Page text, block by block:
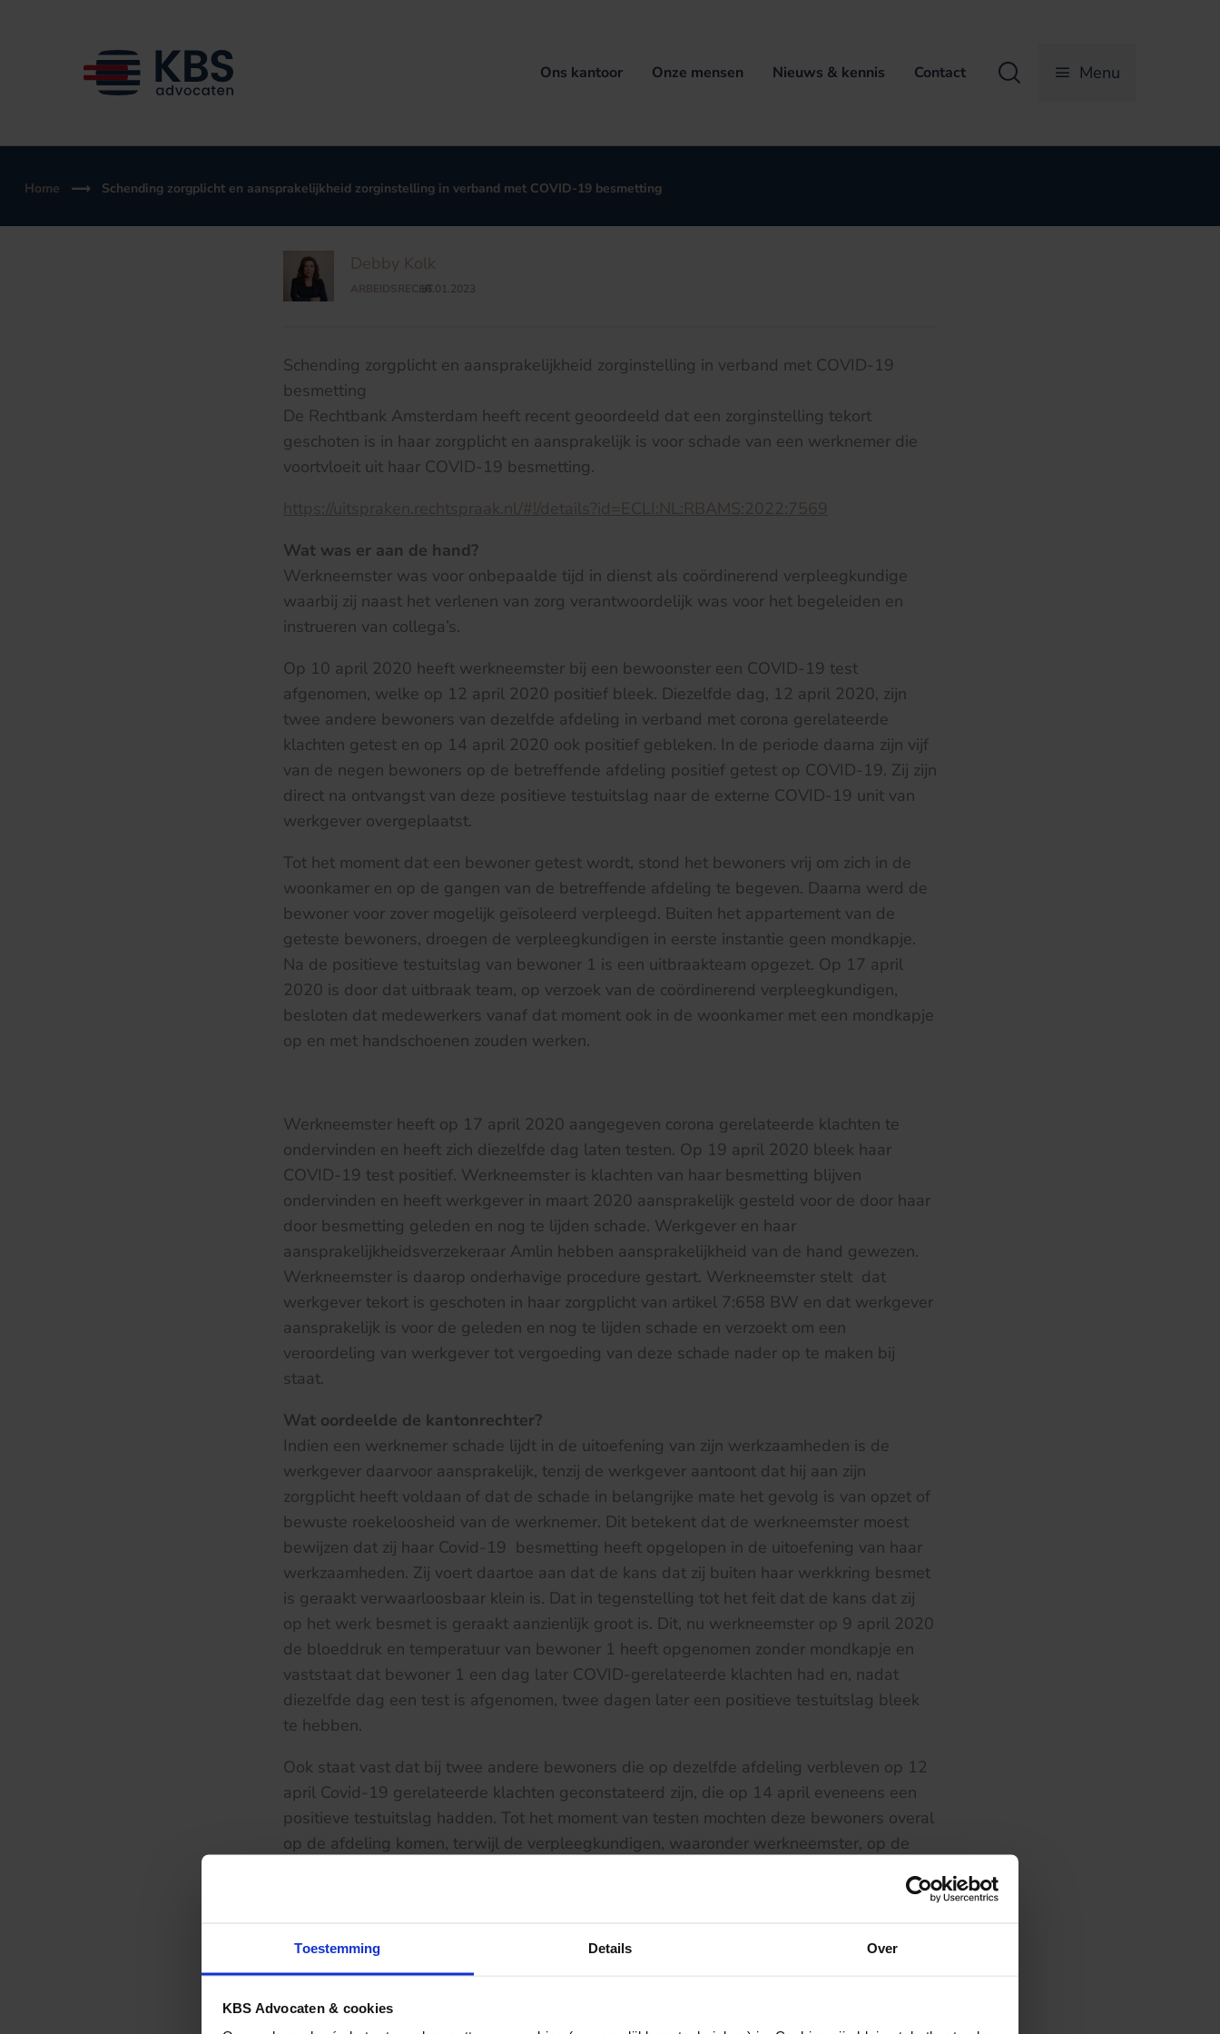
Toestemming Details Over
KBS Advocaten & cookies
Ons kantoor Onze mensen Nieuws & kennis Contact Zoeken Menu
Home Schending zorgplicht en aansprakelijkheid zorginstelling in verband met COVID-19 besmetting
Debby Kolk
ARBEIDSRECHT
/
16.01.2023
Schending zorgplicht en aansprakelijkheid zorginstelling in verband met COVID-19
besmetting
De Rechtbank Amsterdam heeft recent geoordeeld dat een zorginstelling tekort
geschoten is in haar zorgplicht en aansprakelijk is voor schade van een werknemer die
voortvloeit uit haar COVID-19 besmetting.
https://uitspraken.rechtspraak.nl/#!/details?id=ECLI:NL:RBAMS:2022:7569
Wat was er aan de hand?
Werkneemster was voor onbepaalde tijd in dienst als coördinerend verpleegkundige
waarbij zij naast het verlenen van zorg verantwoordelijk was voor het begeleiden en
instrueren van collega’s.
Op 10 april 2020 heeft werkneemster bij een bewoonster een COVID-19 test
afgenomen, welke op 12 april 2020 positief bleek. Diezelfde dag, 12 april 2020, zijn
twee andere bewoners van dezelfde afdeling in verband met corona gerelateerde
klachten getest en op 14 april 2020 ook positief gebleken. In de periode daarna zijn vijf
van de negen bewoners op de betreffende afdeling positief getest op COVID-19. Zij zijn
direct na ontvangst van deze positieve testuitslag naar de externe COVID-19 unit van
werkgever overgeplaatst.
Tot het moment dat een bewoner getest wordt, stond het bewoners vrij om zich in de
woonkamer en op de gangen van de betreffende afdeling te begeven. Daarna werd de
bewoner voor zover mogelijk geïsoleerd verpleegd. Buiten het appartement van de
geteste bewoners, droegen de verpleegkundigen in eerste instantie geen mondkapje.
Na de positieve testuitslag van bewoner 1 is een uitbraakteam opgezet. Op 17 april
2020 is door dat uitbraak team, op verzoek van de coördinerend verpleegkundigen,
besloten dat medewerkers vanaf dat moment ook in de woonkamer met een mondkapje
op en met handschoenen zouden werken.
Werkneemster heeft op 17 april 2020 aangegeven corona gerelateerde klachten te
ondervinden en heeft zich diezelfde dag laten testen. Op 19 april 2020 bleek haar
COVID-19 test positief. Werkneemster is klachten van haar besmetting blijven
ondervinden en heeft werkgever in maart 2020 aansprakelijk gesteld voor de door haar
door besmetting geleden en nog te lijden schade. Werkgever en haar
aansprakelijkheidsverzekeraar Amlin hebben aansprakelijkheid van de hand gewezen.
Werkneemster is daarop onderhavige procedure gestart. Werkneemster stelt dat
werkgever tekort is geschoten in haar zorgplicht van artikel 7:658 BW en dat werkgever
aansprakelijk is voor de geleden en nog te lijden schade en verzoekt om een
veroordeling van werkgever tot vergoeding van deze schade nader op te maken bij
staat.
Wat oordeelde de kantonrechter?
Indien een werknemer schade lijdt in de uitoefening van zijn werkzaamheden is de
werkgever daarvoor aansprakelijk, tenzij de werkgever aantoont dat hij aan zijn
zorgplicht heeft voldaan of dat de schade in belangrijke mate het gevolg is van opzet of
bewuste roekeloosheid van de werknemer. Dit betekent dat de werkneemster moest
bewijzen dat zij haar Covid-19 besmetting heeft opgelopen in de uitoefening van haar
werkzaamheden. Zij voert daartoe aan dat de kans dat zij buiten haar werkkring besmet
is geraakt verwaarloosbaar klein is. Dat in tegenstelling tot het feit dat de kans dat zij
op het werk besmet is geraakt aanzienlijk groot is. Dit, nu werkneemster op 9 april 2020
de bloeddruk en temperatuur van bewoner 1 heeft opgenomen zonder mondkapje en
vaststaat dat bewoner 1 een dag later COVID-gerelateerde klachten had en, nadat
diezelfde dag een test is afgenomen, twee dagen later een positieve testuitslag bleek
te hebben.
Ook staat vast dat bij twee andere bewoners die op dezelfde afdeling verbleven op 12
april Covid-19 gerelateerde klachten geconstateerd zijn, die op 14 april eveneens een
positieve testuitslag hadden. Tot het moment van testen mochten deze bewoners overal
op de afdeling komen, terwijl de verpleegkundigen, waaronder werkneemster, op de
12 april is blootgesteld aan COVID-19. De hulpbehoevendheid van de bewoners en het
dat het houden van anderhalve meter afstand in de werksituatie op het moment dat er